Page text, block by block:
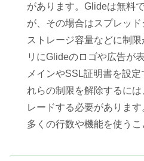
があります。Glideは無料
が、その場合はスプレッ
ストレージ容量などに制
リにGlideのロゴや広告が
メインやSSL証明書を設
れらの制限を解除するに
レードする必要がありま
多くの行数や機能を使うこ